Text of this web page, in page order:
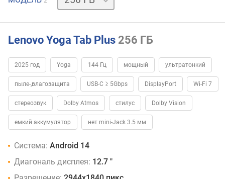
Lenovo Yoga Tab Plus 256 ГБ
2025 год Yoga 144 Гц мощный ультратонкий
пыле-,влагозащита USB-C ≥ 5Gbps DisplayPort Wi-Fi 7
стереозвук Dolby Atmos стилус Dolby Vision
емкий аккумулятор нет mini-Jack 3.5 мм
Система: Android 14
Диагональ дисплея: 12.7 "